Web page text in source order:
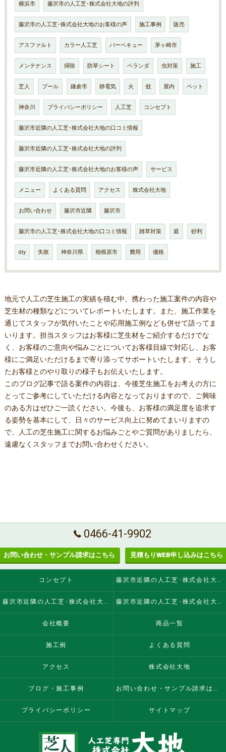
横浜市 藤沢市の人工芝･株式会社大地の評判
藤沢市の人工芝･株式会社大地のお客様の声 施工事例 販売
アスファルト カラー人工芝 バーベキュー 茅ヶ崎市
メンテナンス 掃除 防草シート ベランダ 虫対策 施工
芝人 プール 鎌倉市 静電気 火 蚊 屋内 ペット
神奈川 プライバシーポリシー 人工芝 コンセプト
藤沢市近隣の人工芝･株式会社大地の口コミ情報
藤沢市近隣の人工芝･株式会社大地の評判
藤沢市近隣の人工芝･株式会社大地のお客様の声 サービス
メニュー よくある質問 アクセス 株式会社大地
お問い合わせ 藤沢市近隣 藤沢市
藤沢市の人工芝･株式会社大地の口コミ情報 雑草対策 庭 砂利
diy 失敗 神奈川県 相模原市 費用 価格
地元で人工の芝生施工の実績を積む中、携わった施工案件の内容や
芝生材の種類などについてレポートいたします。また、施工作業を
通じてスタッフが気付いたことや応用施工例なども併せて語ってま
いります。担当スタッフはお客様に芝生材をご紹介するだけでな
く、お客様のご意向や悩みごとについてお客様目線で対応し、お客
様にご満足いただけるまで寄り添ってサポートいたします。そうし
たお客様とのやり取りの様子もお伝えいたします。
このブログ記事で語る案件の内容は、今後芝生施工をお考えの方に
とってご参考にしていただける内容となっておりますので、ご興味
のある方はぜひご一読ください。今後も、お客様の満足度を追求す
る姿勢を基本にして、日々のサービス向上に努めてまいりますの
で、人工の芝生施工に関するお悩みごとやご質問がありましたら、
遠慮なくスタッフまでお問い合わせください。
0466-41-9902
お問い合わせ・サンプル請求はこちら 見積もりWEB申し込みはこちら
コンセプト 藤沢市近隣の人工芝･株式会社大地の口コミ情報
藤沢市近隣の人工芝･株式会社大地の評判 藤沢市近隣の人工芝･株式会社大地のお客様の声
会社概要 商品一覧
施工例 よくある質問
アクセス 株式会社大地
ブログ・施工事例 お問い合わせ・サンプル請求はこちら
プライバシーポリシー サイトマップ